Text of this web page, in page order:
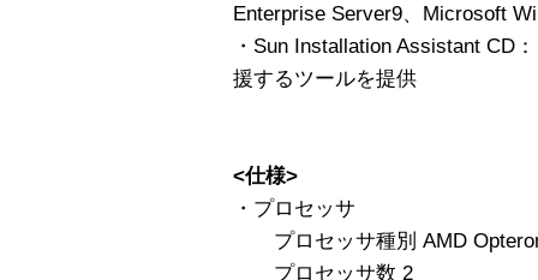
Enterprise Server9、Microsoft
・Sun Installation Assistant CD
援するツールを提供
<仕様>
・プロセッサ
プロセッサ種別 AMD
プロセッサ数 2